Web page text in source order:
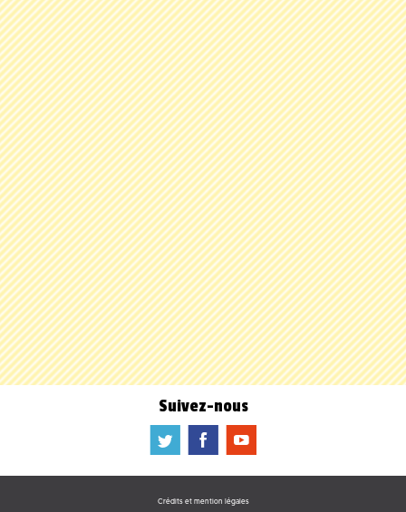
Suivez-nous
a b f
Crédits et mention légales